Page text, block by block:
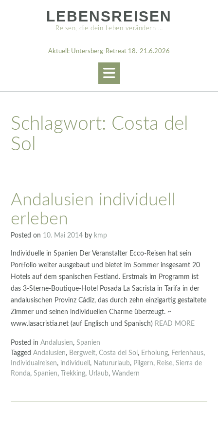
LEBENSREISEN
Reisen, die dein Leben verändern …
Aktuell: Untersberg-Retreat 18.-21.6.2026
Schlagwort: Costa del
Sol
Andalusien individuell
erleben
Posted on 10. Mai 2014 by kmp
Individuelle in Spanien Der Veranstalter Ecco-Reisen hat sein
Portfolio weiter ausgebaut und bietet im Sommer insgesamt 20
Hotels auf dem spanischen Festland. Erstmals im Programm ist
das 3-Sterne-Boutique-Hotel Posada La Sacrista in Tarifa in der
andalusischen Provinz Cádiz, das durch zehn einzigartig gestaltete
Zimmer und seinen individuellen Charme überzeugt. ~
www.lasacristia.net (auf Englisch und Spanisch) READ MORE
Posted in Andalusien, Spanien
Tagged Andalusien, Bergwelt, Costa del Sol , Erholung, Ferienhaus,
Individualreisen, individuell , Natururlaub, Pilgern, Reise, Sierra de
Ronda, Spanien, Trekking, Urlaub, Wandern